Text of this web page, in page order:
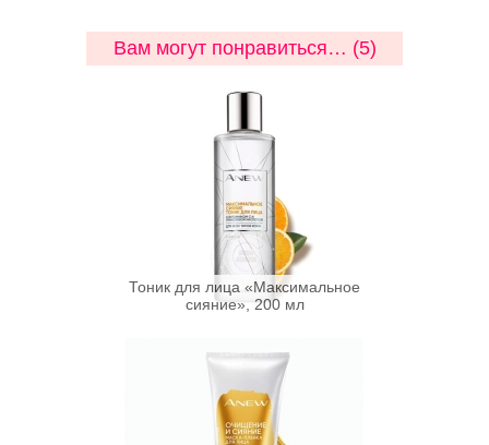
Вам могут понравиться… (5)
Тоник для лица «Максимальное
сияние», 200 мл